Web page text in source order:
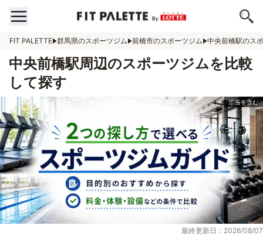
FIT PALETTE 群馬県のスポーツジム 前橋市のスポーツジム 中央前橋駅のス
中央前橋駅周辺のスポーツジムを比較
して探す
最終更新日：2026/08/07